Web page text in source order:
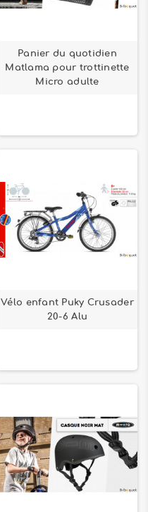
Panier du quotidien
Matlama pour trottinette
Micro adulte
Vélo enfant Puky Crusader
20-6 Alu